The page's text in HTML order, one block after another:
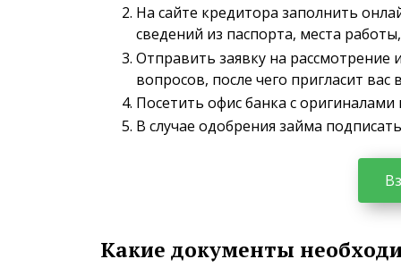
На сайте кредитора заполнить
сведений из паспорта, места
Отправить заявку на
вопросов, после чего пригласит
Посетить офис банка с
В случае одобрения займа
Какие документы